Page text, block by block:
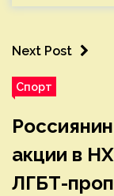
Next Post
Спорт
акции в
ЛГБТ-